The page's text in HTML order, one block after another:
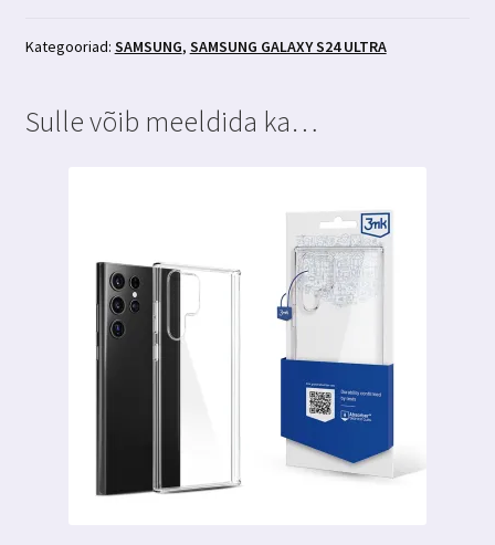
Kategooriad: SAMSUNG, SAMSUNG GALAXY S24 ULTRA
Sulle võib meeldida ka…